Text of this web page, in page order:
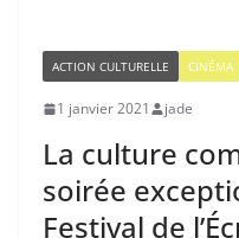
ACTION CULTURELLE CINÉMA
1 janvier 2021 jade
La culture
soirée
Festival de